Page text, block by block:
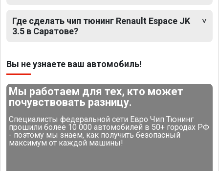
Где сделать чип тюнинг Renault Espace JK
3.5 в Саратове?
Вы не узнаете ваш автомобиль!
Мы работаем для тех, кто может
почувствовать разницу.
Специалисты федеральной сети Евро Чип Тюнинг
прошили более 10 000 автомобилей в 50+ городах РФ
- поэтому мы знаем, как получить безопасный
максимум от каждой машины!